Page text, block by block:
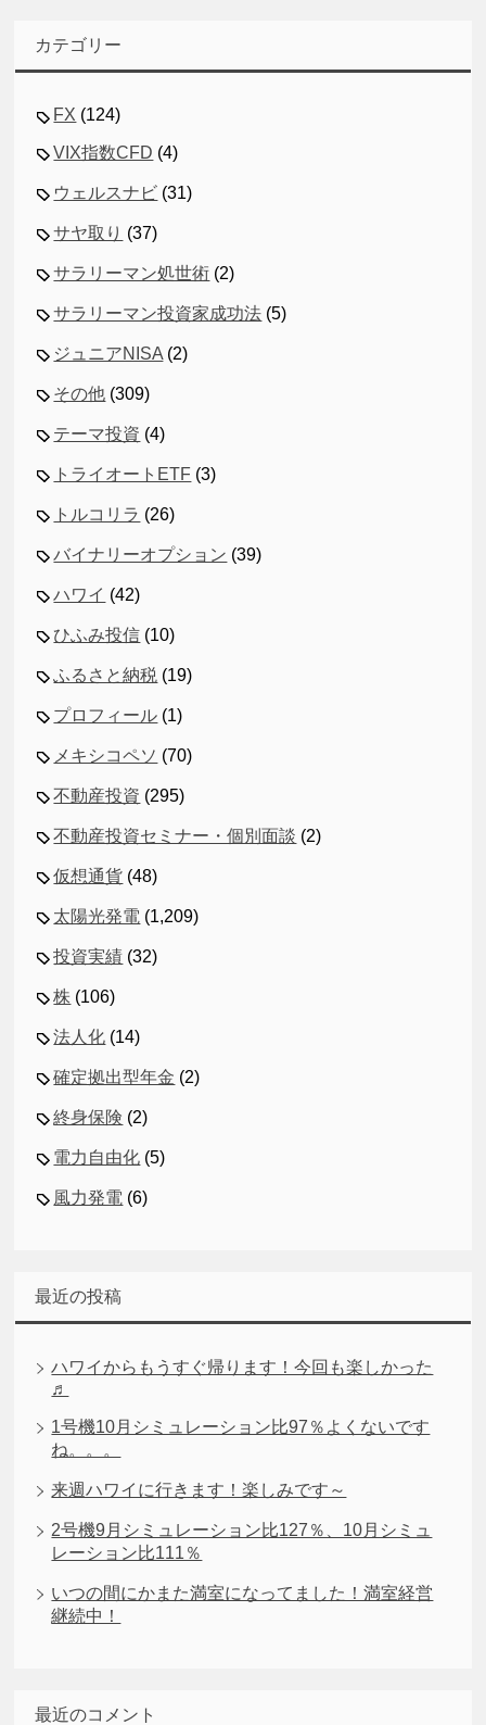
カテゴリー
FX (124)
VIX指数CFD (4)
ウェルスナビ (31)
サヤ取り (37)
サラリーマン処世術 (2)
サラリーマン投資家成功法 (5)
ジュニアNISA (2)
その他 (309)
テーマ投資 (4)
トライオートETF (3)
トルコリラ (26)
バイナリーオプション (39)
ハワイ (42)
ひふみ投信 (10)
ふるさと納税 (19)
プロフィール (1)
メキシコペソ (70)
不動産投資 (295)
不動産投資セミナー・個別面談 (2)
仮想通貨 (48)
太陽光発電 (1,209)
投資実績 (32)
株 (106)
法人化 (14)
確定拠出型年金 (2)
終身保険 (2)
電力自由化 (5)
風力発電 (6)
最近の投稿
ハワイからもうすぐ帰ります！今回も楽しかった
♬
1号機10月シミュレーション比97％よくないです
ね。。。
来週ハワイに行きます！楽しみです～
2号機9月シミュレーション比127％、10月シミュ
レーション比111％
いつの間にかまた満室になってました！満室経営
継続中！
最近のコメント